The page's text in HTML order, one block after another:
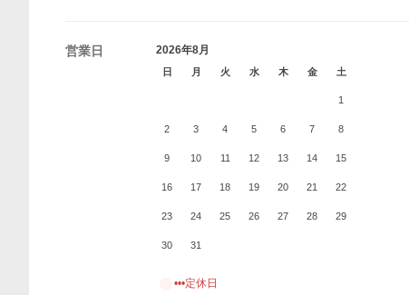
営業日 2026年8月
日 月 火 水 木 金 土
1
2 3 4 5 6 7 8
9 10 11 12 13 14 15
16 17 18 19 20 21 22
23 24 25 26 27 28 29
30 31
•••定休日